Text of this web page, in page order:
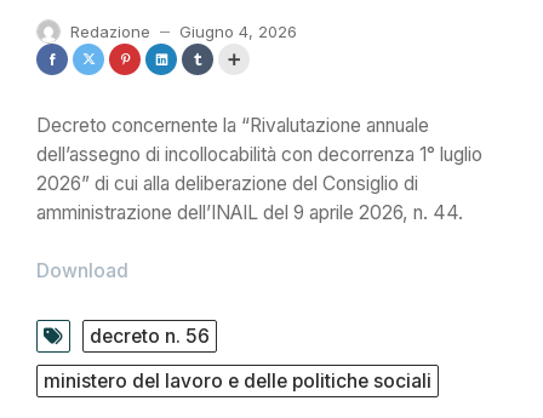
Redazione — Giugno 4, 2026
Decreto concernente la “Rivalutazione annuale
dell’assegno di incollocabilità con decorrenza 1° luglio
2026” di cui alla deliberazione del Consiglio di
amministrazione dell’INAIL del 9 aprile 2026, n. 44.
Download
decreto n. 56
ministero del lavoro e delle politiche sociali